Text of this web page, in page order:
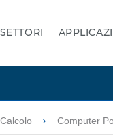
SETTORI
Computer